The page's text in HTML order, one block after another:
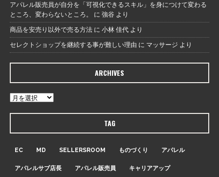
アパレル販売員が自分を「可視化できるスキル」を身につけて変わる
ところ、変わらないところ。
に 強谷 より
商品を安売り以外で売る方法 に 小林 佳代 より
セレクトショップを継続する事が難しい理由 に マッサージ より
ARCHIVES
TAG
EC MD SELLERSROOM ものづくり アパレル
アパレルサブ店長 アパレル販売員 キャリアアップ